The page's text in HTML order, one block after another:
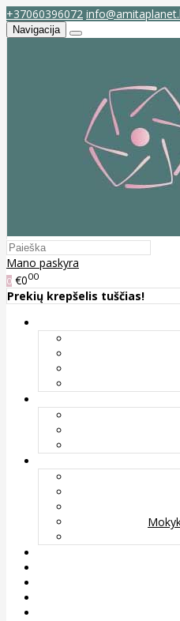
+37060396072
Navigacija
Mano paskyra
0 €000
Prekių krepšelis tuščias!